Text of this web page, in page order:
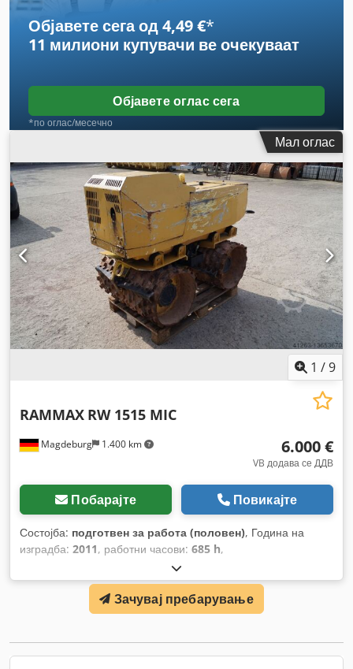
Објавете сега од 4,49 €*
11 милиони купувачи ве очекуваат
Објавете оглас сега
*по оглас/месечно
Мал оглас
1 /9
Magdeburg 1.400 km
RAMMAX RW 1515 MIC
6.000 €
VB додава се ДДВ
Побарајте Повикајте
Состојба: подготвен за работа (половен), Година на
изградба: 2011, работни часови: 685 h,
Зачувај пребарување